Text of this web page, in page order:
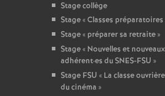
Stage collège
Stage «Classes préparatoires
Stage « préparer sa retraite»
Stage « Nouvelles et nouveaux
adhérent·es du SNES-FSU »
Stage FSU « La classe
du cinéma »